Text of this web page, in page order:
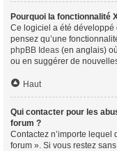
Pourquoi la fonctionnalité
Ce logiciel a été développé
pensez qu’une
phpBB Ideas (en anglais)
ou en suggérer de
Haut
Qui contacter pour les
forum ?
Contactez n’importe lequel
forum ». Si vous restez